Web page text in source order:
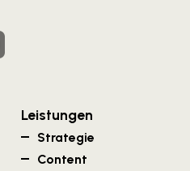
Leistungen
Strategie
Content